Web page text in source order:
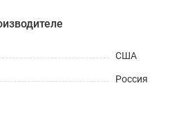
США
Россия